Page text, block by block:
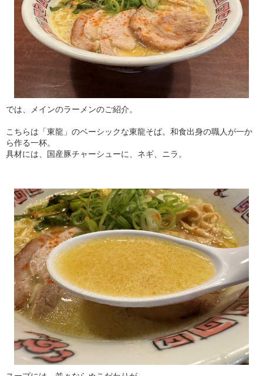
では、メインのラーメンのご紹介。
こちらは「東龍」のベーシックな東龍そば。和食出身の職人が一か
ら作る一杯。
具材には、国産豚チャーシューに、ネギ、ニラ。